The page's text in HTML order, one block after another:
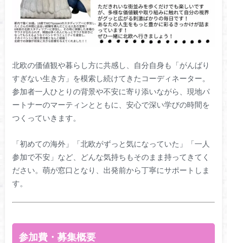
北欧の価値観や暮らし方に共感し、自分自身も「がんばり
すぎない生き方」を模索し続けてきたコーディネーター。
参加者一人ひとりの背景や不安に寄り添いながら、現地パ
ートナーのマーティンとともに、安心で深い学びの時間を
つくっていきます。
「初めての海外」「北欧がずっと気になっていた」「一人
参加で不安」など、どんな気持ちもそのまま持ってきてく
ださい。萌が窓口となり、出発前から丁寧にサポートしま
す。
参加費・募集概要